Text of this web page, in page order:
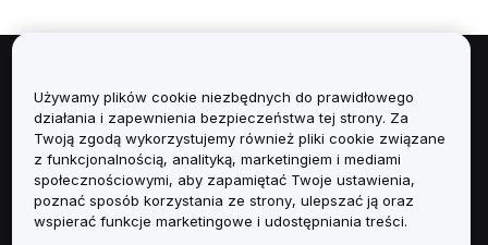
Informacje
Usługi
Obsługa Klienta
Używamy plików cookie niezbędnych do prawidłowego
działania i zapewnienia bezpieczeństwa tej strony. Za
Twoją zgodą wykorzystujemy również pliki cookie związane
z funkcjonalnością, analityką, marketingiem i mediami
społecznościowymi, aby zapamiętać Twoje ustawienia,
poznać sposób korzystania ze strony, ulepszać ją oraz
wspierać funkcje marketingowe i udostępniania treści.